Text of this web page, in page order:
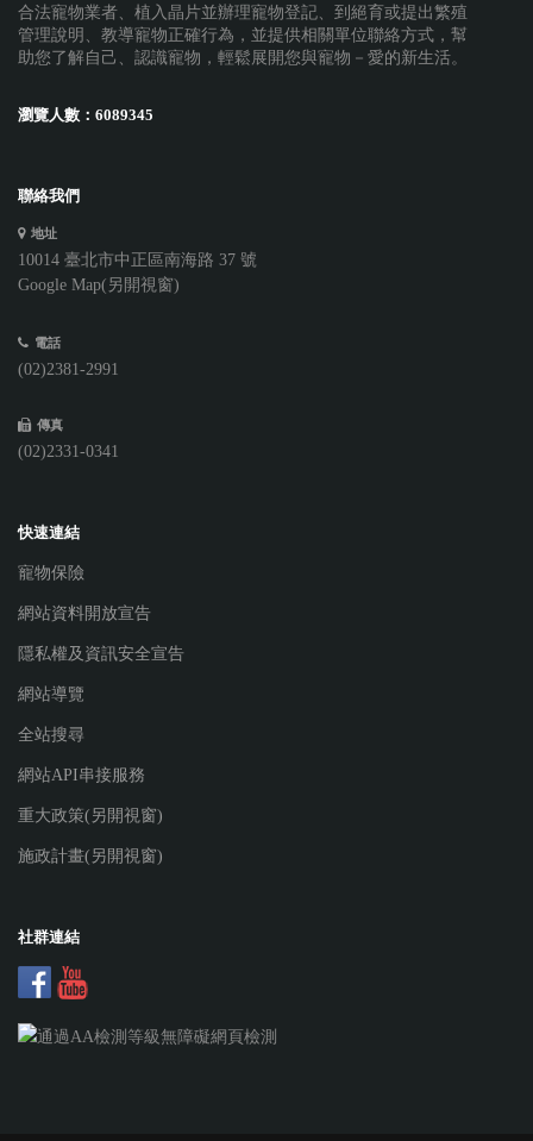
合法寵物業者、植入晶片並辦理寵物登記、到絕育或提出繁殖
管理說明、教導寵物正確行為，並提供相關單位聯絡方式，幫
助您了解自己、認識寵物，輕鬆展開您與寵物－愛的新生活。
瀏覽人數： 6089345
聯絡我們
地址
10014 臺北市中正區南海路 37 號
Google Map(另開視窗)
電話
(02)2381-2991
傳真
(02)2331-0341
快速連結
寵物保險
網站資料開放宣告
隱私權及資訊安全宣告
網站導覽
全站搜尋
網站API串接服務
重大政策(另開視窗)
施政計畫(另開視窗)
社群連結